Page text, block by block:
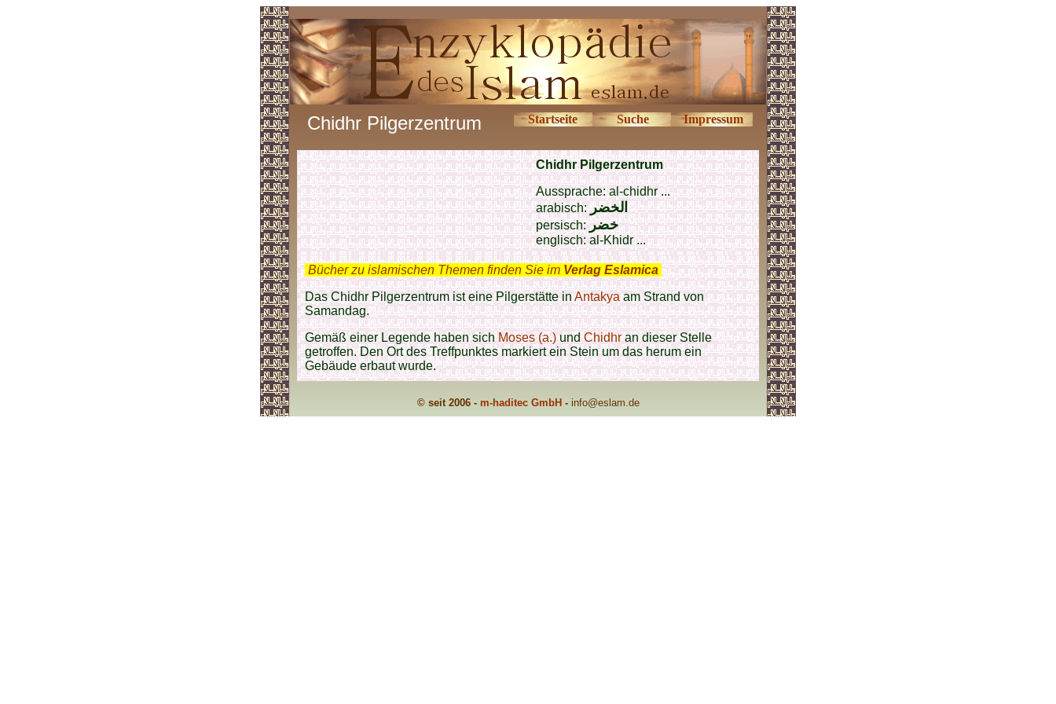
Chidhr Pilgerzentrum Startseite Suche Impressum
Chidhr Pilgerzentrum
Aussprache: al-chidhr ...
arabisch:الخضر
persisch:خضر
englisch: al-Khidr ...
Bücher zu islamischen Themen finden Sie im Verlag Eslamica
Das Chidhr Pilgerzentrum ist eine Pilgerstätte inAntakyaam Strand von
Samandag.
Gemäß einer Legende haben sichMoses (a.)undChidhran dieser Stelle
getroffen. Den Ort des Treffpunktes markiert ein Stein um das herum ein
Gebäude erbaut wurde.
© seit 2006 - m-haditec GmbH - info@eslam.de